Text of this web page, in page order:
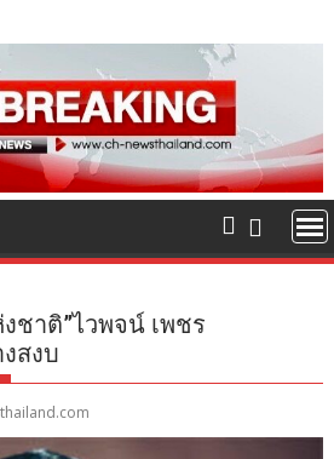
าติ”ไวพจน์ เพชร
สงบ